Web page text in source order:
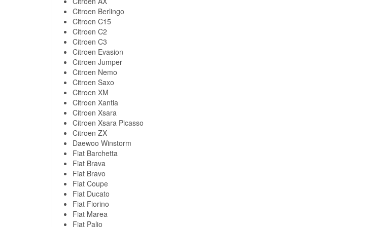
Citroen Berlingo
Citroen C15
Citroen C2
Citroen C3
Citroen Evasion
Citroen Jumper
Citroen Nemo
Citroen Saxo
Citroen XM
Citroen Xantia
Citroen Xsara
Citroen Xsara Picasso
Citroen ZX
Daewoo Winstorm
Fiat Barchetta
Fiat Brava
Fiat Bravo
Fiat Coupe
Fiat Ducato
Fiat Fiorino
Fiat Marea
Fiat Palio